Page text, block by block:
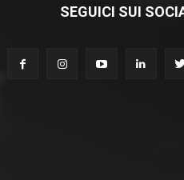
SEGUICI SUI